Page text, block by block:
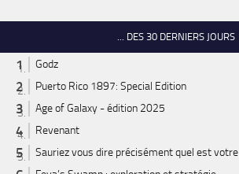
... DES 30 DERNIERS JOURS
Godz
Puerto Rico 1897: Special Edition
Age of Galaxy - édition 2025
Revenant
Sauriez vous dire précisément quel est votre